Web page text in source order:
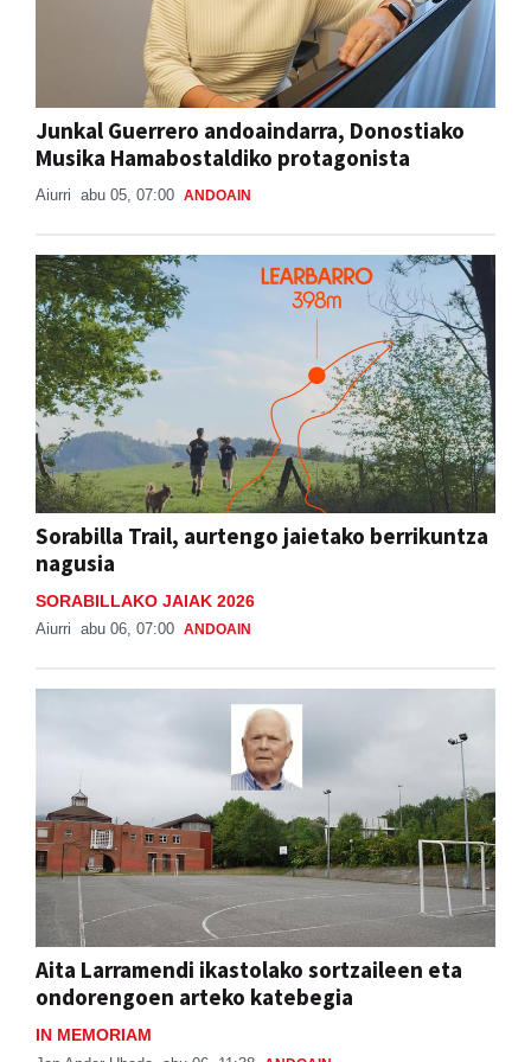
Junkal Guerrero andoaindarra, Donostiako
Musika Hamabostaldiko protagonista
Aiurri abu 05, 07:00 ANDOAIN
Sorabilla Trail, aurtengo jaietako berrikuntza
nagusia
SORABILLAKO JAIAK 2026
Aiurri abu 06, 07:00 ANDOAIN
Aita Larramendi ikastolako sortzaileen eta
ondorengoen arteko katebegia
IN MEMORIAM